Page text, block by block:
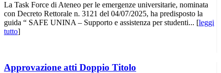
La Task Force di Ateneo per le emergenze universitarie, nominata
con Decreto Rettorale n. 3121 del 04/07/2025, ha predisposto la
guida “ SAFE UNINA – Supporto e assistenza per studenti... [leggi
tutto]
Approvazione atti Doppio Titolo